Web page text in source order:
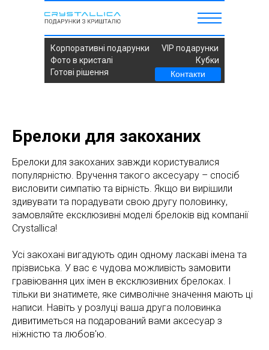
Корпоративні подарунки
Кубки
VIP подарунки
Фото в кристалі
Готові рішення
Контакти
Брелоки для закоханих
Брелоки для закоханих завжди користувалися
популярністю. Вручення такого аксесуару – спосіб
висловити симпатію та вірність. Якщо ви вирішили
здивувати та порадувати свою другу половинку,
замовляйте ексклюзивні моделі брелоків від компанії
Crystallica!
Усі закохані вигадують один одному ласкаві імена та
прізвиська. У вас є чудова можливість замовити
гравіювання цих імен в ексклюзивних брелоках. І
тільки ви знатимете, яке символічне значення мають ці
написи. Навіть у розлуці ваша друга половинка
дивитиметься на подарований вами аксесуар з
ніжністю та любов'ю.